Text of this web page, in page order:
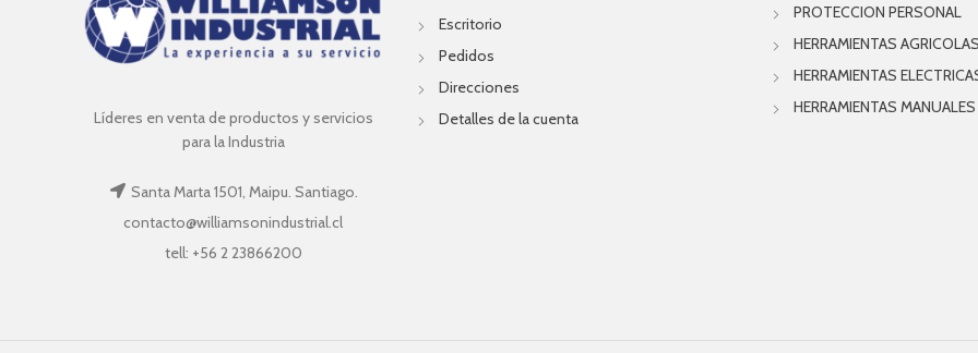
Líderes en venta de productos y servicios
para la Industria
Santa Marta 1501, Maipu. Santiago.
contacto@williamsonindustrial.cl
tell: +56 2 23866200
Escritorio
Pedidos
Direcciones
Detalles de la cuenta
PROTECCION PERSONAL
HERRAMIENTAS
HERRAMIENTAS
HERRAMIENTAS MANUALES